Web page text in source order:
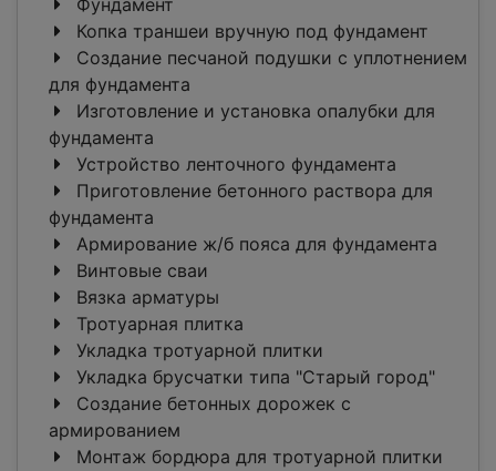
Фундамент
Копка траншеи вручную под фундамент
Создание песчаной подушки с уплотнением
для фундамента
Изготовление и установка опалубки для
фундамента
Устройство ленточного фундамента
Приготовление бетонного раствора для
фундамента
Армирование ж/б пояса для фундамента
Винтовые сваи
Вязка арматуры
Тротуарная плитка
Укладка тротуарной плитки
Укладка брусчатки типа "Старый город"
Создание бетонных дорожек с
армированием
Монтаж бордюра для тротуарной плитки